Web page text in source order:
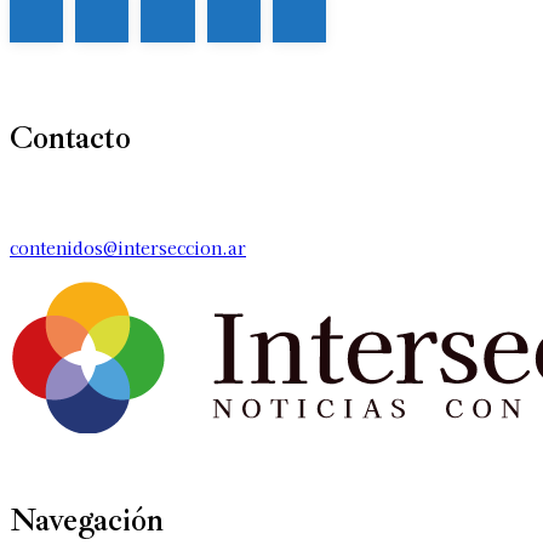
Contacto
contenidos@interseccion.ar
Navegación